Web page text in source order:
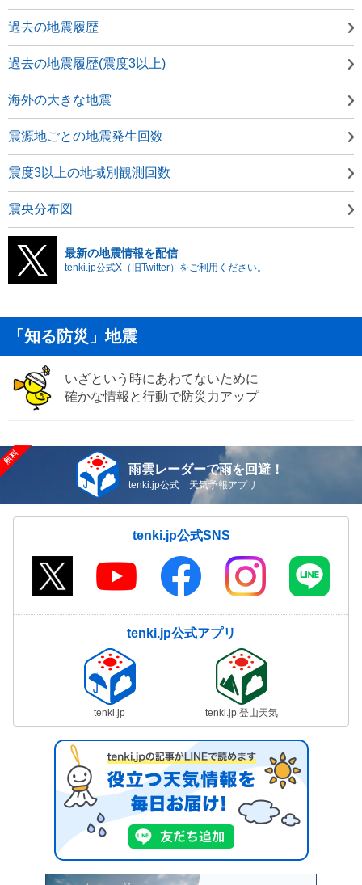
過去の地震履歴
過去の地震履歴(震度3以上)
海外の大きな地震
震源地ごとの地震発生回数
震度3以上の地域別観測回数
震央分布図
最新の地震情報を配信
tenki.jp公式X（旧Twitter）をご利用ください。
「知る防災」地震
いざという時にあわてないために
確かな情報と行動で防災力アップ
雨雲レーダーで雨を回避！
tenki.jp公式 天気予報アプリ
tenki.jp公式SNS
tenki.jp公式アプリ
tenki.jp tenki.jp 登山天気